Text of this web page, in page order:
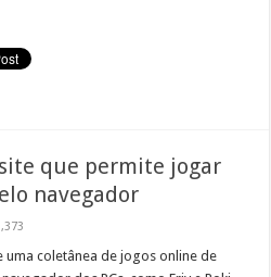
que permite jogar
navegador
uma coletânea de jogos online de